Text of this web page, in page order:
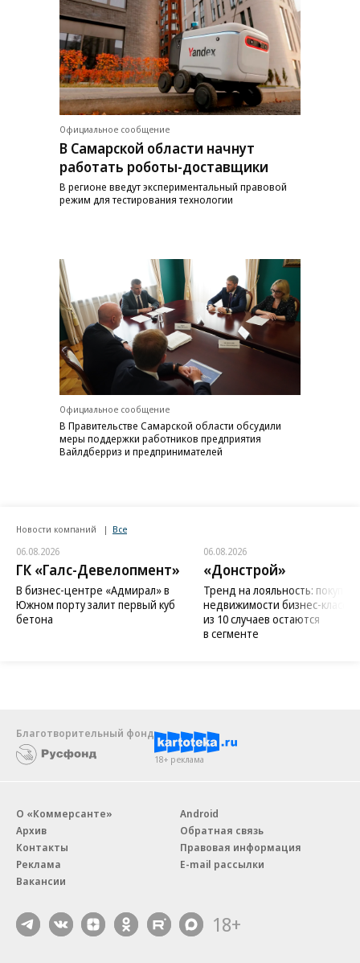
Официальное сообщение
В Самарской области начнут
работать роботы-доставщики
В регионе введут экспериментальный правовой
режим для тестирования технологии
Официальное сообщение
В Правительстве Самарской области обсудили
меры поддержки работников предприятия
Вайлдберриз и предпринимателей
Новости компаний Все
06.08.2026
ГК «Галс-Девелопмент»
В бизнес-центре «Адмирал» в
Южном порту залит первый куб
бетона
06.08.2026
«Донстрой»
Тренд на лояльность:
недвижимости бизнес-класса
из 10 случаев остаются
в сегменте
Благотворительный фонд
18+ реклама
О «Коммерсанте»
Архив
Контакты
Реклама
Вакансии
Android
Обратная связь
Правовая информация
E-mail рассылки
18+